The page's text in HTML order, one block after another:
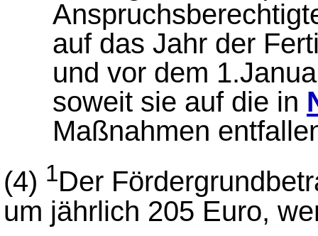
auf das Jahr der
und vor dem
soweit sie auf die in
Maßnahmen
(4) 1Der
um jährlich 205 Euro,